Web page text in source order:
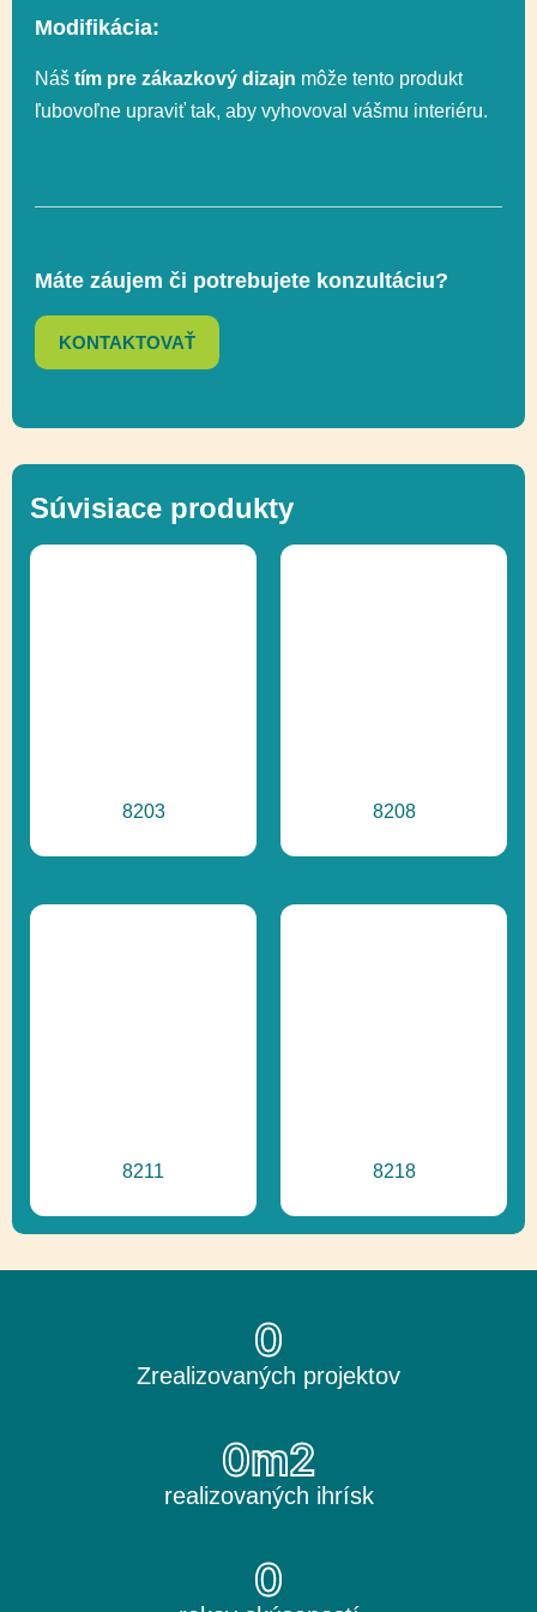
Celková výška
Výška voľného
Uchopenie
Modifikácia:
Náš tím pre zákazkový dizajn môže tento produkt
ľubovoľne upraviť tak, aby vyhovoval vášmu interiéru.
Máte záujem či potrebujete konzultáciu?
KONTAKTOVAŤ
Súvisiace produkty
8203 8208
8211 8218
Zrealizovaných projektov
0
realizovaných ihrísk
0m2
0